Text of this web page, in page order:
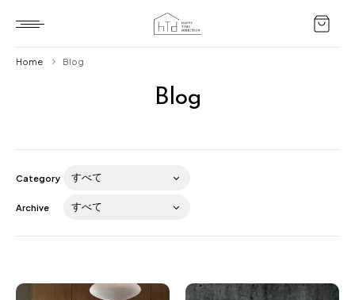
Blog
Home Blog
Category
Archive